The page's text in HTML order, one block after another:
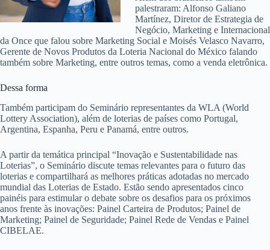
palestraram: Alfonso Galiano
Martínez, Diretor de Estrategia de
Negócio, Marketing e Internacional
da Once que falou sobre Marketing Social e Moisés Velasco Navarro,
Gerente de Novos Produtos da Loteria Nacional do México falando
também sobre Marketing, entre outros temas, como a venda eletrônica.
Dessa forma
Também participam do Seminário representantes da WLA (World
Lottery Association), além de loterias de países como Portugal,
Argentina, Espanha, Peru e Panamá, entre outros.
A partir da temática principal “Inovação e Sustentabilidade nas
Loterias”, o Seminário discute temas relevantes para o futuro das
loterias e compartilhará as melhores práticas adotadas no mercado
mundial das Loterias de Estado. Estão sendo apresentados cinco
painéis para estimular o debate sobre os desafios para os próximos
anos frente às inovações: Painel Carteira de Produtos; Painel de
Marketing; Painel de Seguridade; Painel Rede de Vendas e Painel
CIBELAE.